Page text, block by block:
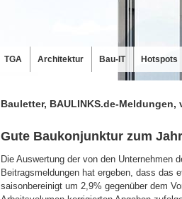
Bauletter, BAULINKS.de-Meldungen,
Gute Baukonjunktur zum
Die Auswertung der von den Unternehmen
Beitragsmeldungen hat ergeben, dass das
saisonbereinigt um 2,9% gegenüber dem
TGA Architektur Bau-IT Hotspots